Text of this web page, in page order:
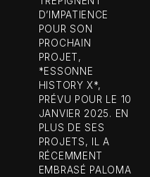
D’IMPATIENCE
POUR SON
PROCHAIN
PROJET,
*ESSONNE
HISTORY X*,
PRÉVU POUR LE 10
JANVIER 2025. EN
PLUS DE SES
PROJETS, IL A
RÉCEMMENT
EMBRASÉ PALOMA